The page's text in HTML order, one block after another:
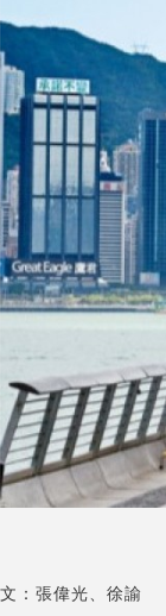
文：張偉光、徐諭